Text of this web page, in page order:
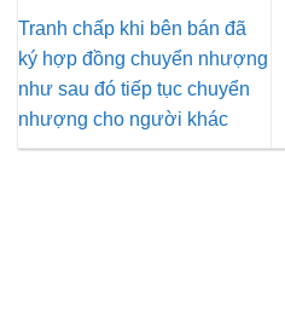
Tranh chấp khi bên bán đã
ký hợp đồng chuyển nhượng
như sau đó tiếp tục chuyển
nhượng cho người khác